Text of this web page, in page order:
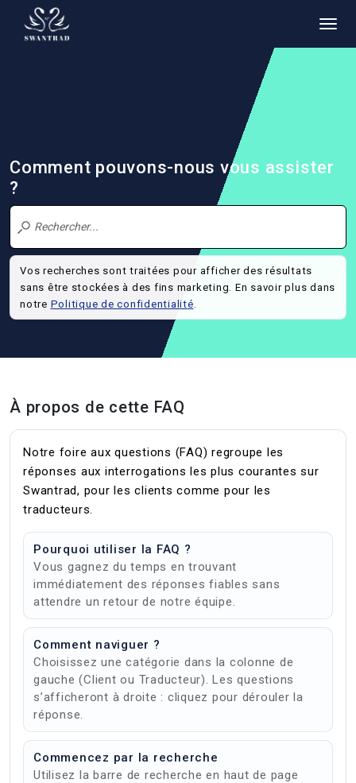
Comment pouvons-nous vous assister
?
Vos recherches sont traitées pour afficher des résultats
sans être stockées à des fins marketing. En savoir plus dans
notre Politique de confidentialité.
À propos de cette FAQ
Notre foire aux questions (FAQ) regroupe les
réponses aux interrogations les plus courantes sur
Swantrad, pour les clients comme pour les
traducteurs.
Pourquoi utiliser la FAQ ?
Vous gagnez du temps en trouvant
immédiatement des réponses fiables sans
attendre un retour de notre équipe.
Comment naviguer ?
Choisissez une catégorie dans la colonne de
gauche (Client ou Traducteur). Les questions
s’afficheront à droite : cliquez pour dérouler la
réponse.
Commencez par la recherche
Utilisez la barre de recherche en haut de page